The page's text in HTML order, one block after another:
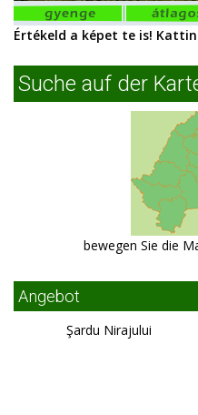
Értékeld a képet te is!
Suche auf der
bewegen Sie die
Angebot
Şardu Nirajului